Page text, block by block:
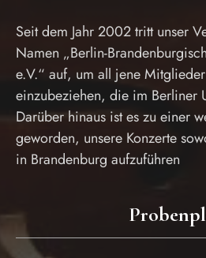
Seit dem Jahr 2002 tritt unser
Namen „Berlin-
e.V.“ auf, um all jene
einzubeziehen, die im Berliner
Darüber hinaus ist es zu einer
geworden, unsere Konzerte
in Brandenburg aufzuführen